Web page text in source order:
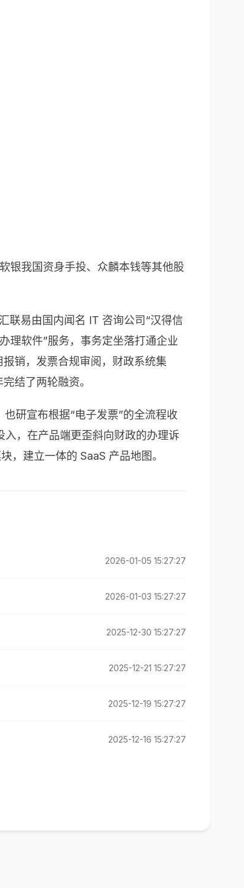
银我国资身手投、众麟本钱等其他股
联易由国内闻名 IT 咨询公司“汉得信
理软件”服务，事务定坐落打通企业
销，发票合规审阅，财政系统集
结了两轮融资。
研宣布根据“电子发票”的全流程收
，在产品端更歪斜向财政的办理诉
，建立一体的 SaaS 产品地图。
2026-01-05 15:27:27
2026-01-03 15:27:27
2025-12-30 15:27:27
2025-12-21 15:27:27
2025-12-19 15:27:27
2025-12-16 15:27:27